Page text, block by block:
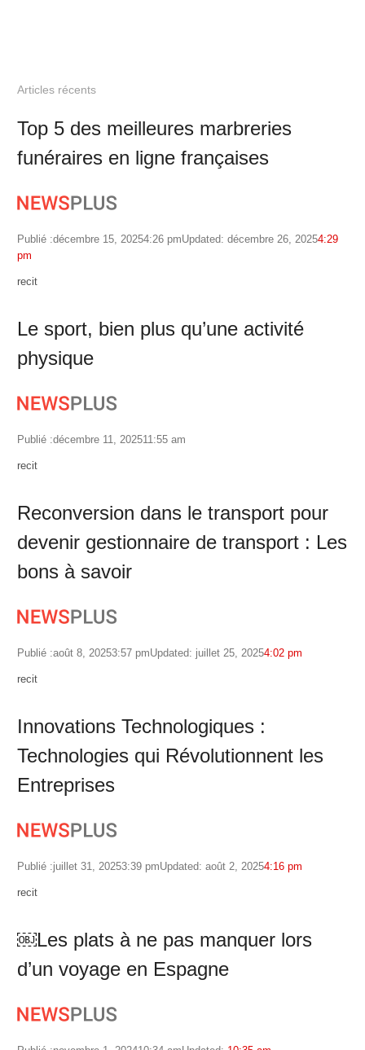
Articles récents
Top 5 des meilleures marbreries
funéraires en ligne françaises
Publié :décembre 15, 20254:26 pmUpdated: décembre 26, 20254:29
pm
Author
recit
Le sport, bien plus qu’une activité
physique
Publié :décembre 11, 202511:55 am
Author
recit
Reconversion dans le transport pour
devenir gestionnaire de transport : Les
bons à savoir
Publié :août 8, 20253:57 pmUpdated: juillet 25, 20254:02 pm
Author
recit
Innovations Technologiques :
Technologies qui Révolutionnent les
Entreprises
Publié :juillet 31, 20253:39 pmUpdated: août 2, 20254:16 pm
Author
recit
￼Les plats à ne pas manquer lors
d’un voyage en Espagne